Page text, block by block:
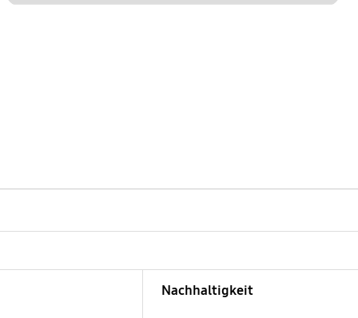
Nachhaltigkeit